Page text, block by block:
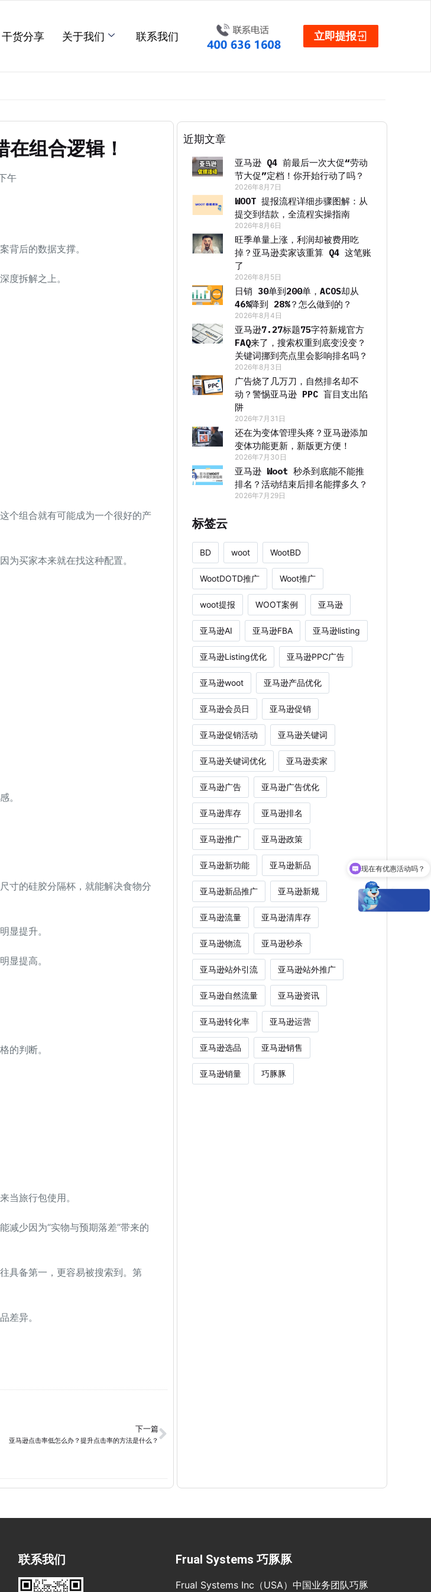
干货分享 关于我们 联系我们 立即提报
组合逻辑！
午
背后的数据支撑。
度拆解之上。
个组合就有可能成为一个很好的产
为买家本来就在找这种配置。
。
寸的硅胶分隔杯，就能解决食物分
显提升。
显提高。
的判断。
当旅行包使用。
减少因为“实物与预期落差”带来的
具备第一，更容易被搜索到。第
差异。
下一篇
亚马逊点击率低怎么办？提升点击率的方法是什么？
近期文章
亚马逊 Q4 前最后一次大促“劳动
节大促”定档！你开始行动了吗？
2026年8月7日
WOOT 提报流程详细步骤图解：从
提交到结款，全流程实操指南
2026年8月6日
旺季单量上涨，利润却被费用吃
掉？亚马逊卖家该重算 Q4 这笔账
了
2026年8月5日
日销 30单到200单，ACOS却从
46%降到 28%？怎么做到的？
2026年8月4日
亚马逊7.27标题75字符新规官方
FAQ来了，搜索权重到底变没变？
关键词挪到亮点里会影响排名吗？
2026年8月3日
广告烧了几万刀，自然排名却不
动？警惕亚马逊 PPC 盲目支出陷
阱
2026年7月31日
还在为变体管理头疼？亚马逊添加
变体功能更新，新版更方便！
2026年7月30日
亚马逊 Woot 秒杀到底能不能推
排名？活动结束后排名能撑多久？
2026年7月29日
标签云
BD woot WootBD
WootDOTD推广 Woot推广
woot提报 WOOT案例 亚马逊
亚马逊AI 亚马逊FBA 亚马逊listing
亚马逊Listing优化 亚马逊PPC广告
亚马逊woot 亚马逊产品优化
亚马逊会员日 亚马逊促销
亚马逊促销活动 亚马逊关键词
亚马逊关键词优化 亚马逊卖家
亚马逊广告 亚马逊广告优化
亚马逊库存 亚马逊排名
亚马逊推广 亚马逊政策
亚马逊新功能 亚马逊新品
亚马逊新品推广 亚马逊新规
亚马逊流量 亚马逊清库存
亚马逊物流 亚马逊秒杀
亚马逊站外引流 亚马逊站外推广
亚马逊自然流量 亚马逊资讯
亚马逊转化率 亚马逊运营
亚马逊选品 亚马逊销售
亚马逊销量 巧豚豚
联系我们 Frual Systems 巧豚豚
Frual Systems Inc（USA）中国业务团队巧豚
Woot能为卖家解决什么痛点？